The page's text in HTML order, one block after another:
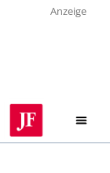
Anzeige